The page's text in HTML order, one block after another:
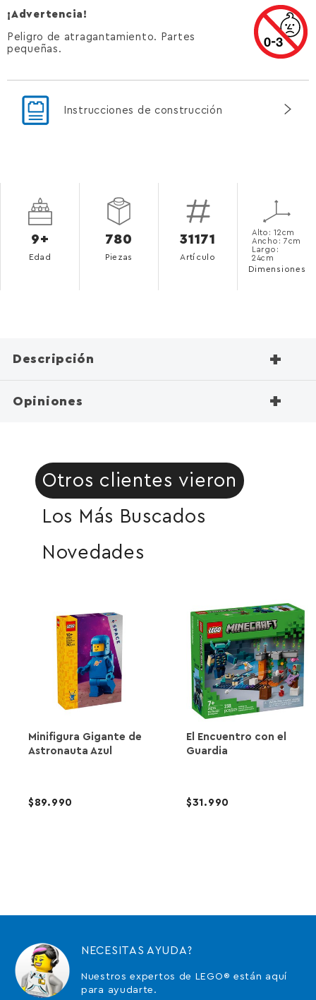
¡Advertencia!
Peligro de atragantamiento. Partes
pequeñas.
Instrucciones de construcción
9+
Edad
780
Piezas
31171
Artículo
Alto: 12cm
Ancho: 7cm
Largo:
24cm
Dimensiones
Descripción +
Opiniones +
Otros clientes vieron
Los Más Buscados
Novedades
Minifigura Gigante de
Astronauta Azul
89.990
El Encuentro con el
Guardia
31.990
NECESITAS AYUDA?
Nuestros expertos de LEGO® están aquí
para ayudarte.